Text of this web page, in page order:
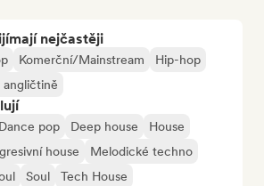
nejčastěji
Komerční/Mainstream
Hip-hop
angličtině
Dance pop Deep house
House
house
Melodické techno
Soul Tech House